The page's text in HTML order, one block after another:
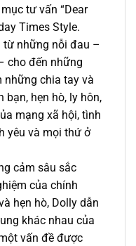
tư vấn “Dear
Times Style.
từ những nỗi đau –
cho đến những
những chia tay và
bạn, hẹn hò, ly hôn,
mạng xã hội, tình
yêu và mọi thứ ở
cảm sâu sắc
của chính
hẹn hò, Dolly dẫn
khác nhau của
vấn đề được